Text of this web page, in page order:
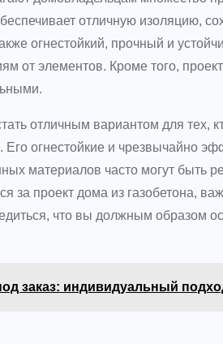
отличную изоляцию,
огнестойкий, прочный и
от элементов. Кроме того,
отличным вариантом для тех,
огнестойкие и чрезвычайно
материалов часто могут быть
за проект дома из газобетона,
что вы должным образом
заказ: индивидуальный